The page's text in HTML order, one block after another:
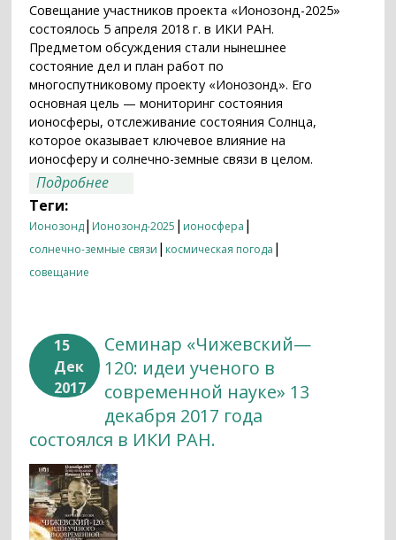
Совещание участников проекта «Ионозонд-2025»
состоялось 5 апреля 2018 г. в ИКИ РАН.
Предметом обсуждения стали нынешнее
состояние дел и план работ по
многоспутниковому проекту «Ионозонд». Его
основная цель — мониторинг состояния
ионосферы, отслеживание состояния Солнца,
которое оказывает ключевое влияние на
ионосферу и солнечно-земные связи в целом.
Подробнее
Теги:
Ионозонд| Ионозонд-2025 | ионосфера |
солнечно-земные связи | космическая погода |
совещание
15
Дек
2017
Семинар «Чижевский—
120: идеи ученого в
современной науке» 13
декабря 2017 года
состоялся в ИКИ РАН.